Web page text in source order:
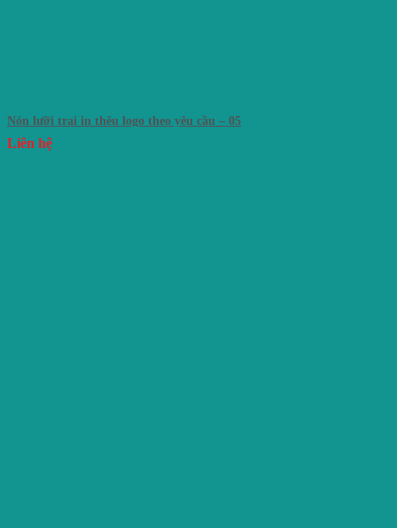
Nón lưỡi trai in thêu logo theo yêu cầu – 05
Liên hệ